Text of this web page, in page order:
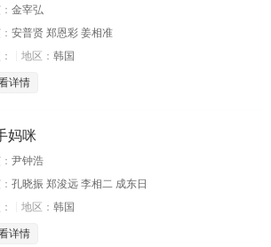
金宰弘
安普贤 郑恩彩 姜相准
地区： 韩国
详情
妈咪
尹钟浩
孔晓振 郑浚远 李相二 成东日
地区： 韩国
详情